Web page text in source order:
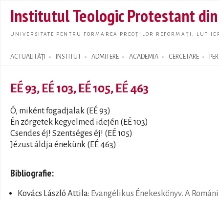
main
Institutul Teologic Protestant
UNIVERSITATE PENTRU FORMAREA PREOȚILOR REFORMAȚI,
ACTUALITĂȚI INSTITUT ADMITERE ACADEMIA CERCETARE
Search form
EÉ 93, EÉ 103, EÉ 105, EÉ 463
Ó, miként fogadjalak (EÉ 93)
Én zörgetek kegyelmed idején (EÉ 103)
Csendes éj! Szentséges éj! (EÉ 105)
Jézust áldja énekünk (EÉ 463)
Bibliografie:
Kovács László Attila: Evangélikus Énekeskönyv. A